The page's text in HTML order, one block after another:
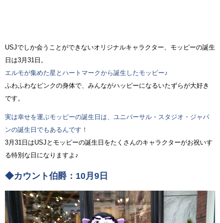
USJでしか会うことができないオリジナルキャラクター、モッピーの誕生
日は3月31日。
エルモが集めた星とハートマークから誕生したモッピー♪
ふわふわなピンクの身体で、みんながハッピーになるいたずらが大好き
です。
実は幸せを運ぶモッピーの誕生日は、ユニバーサル・スタジオ・ジャパ
ンの誕生日でもあるんです！
3月31日はUSJとモッピーの誕生日をたくさんのキャラクターがお祝いす
る特別な日になりますよ♪
◆カウント伯爵：10月9日